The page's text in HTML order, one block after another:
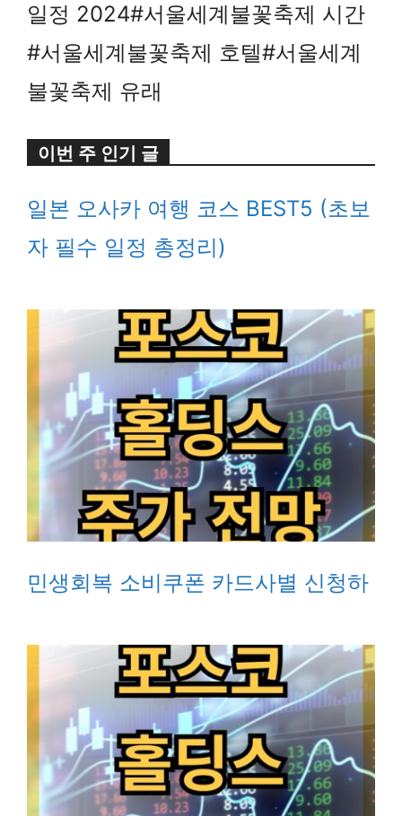
일정 2024#서울세계불꽃축제 시간
#서울세계불꽃축제 호텔#서울세계
불꽃축제 유래
이번 주 인기 글
일본 오사카 여행 코스 BEST5 (초보
자 필수 일정 총정리)
민생회복 소비쿠폰 카드사별 신청하